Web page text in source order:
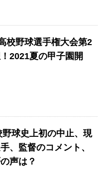
校野球選手権大会第2
2021夏の甲子園開
球史上初の中止、現
、監督のコメント、
声は？